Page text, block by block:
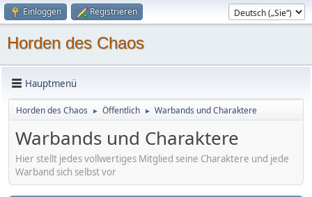
Einloggen Registrieren
Horden des Chaos
Hauptmenü
Horden des Chaos ► Öffentlich ► Warbands und Charaktere
Warbands und Charaktere
Hier stellt jedes vollwertiges Mitglied seine Charaktere und jede
Warband sich selbst vor